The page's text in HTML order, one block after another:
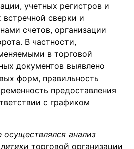
учетных регистров и
сверки и
счетов, организации
В частности,
в торговой
документов выявлено
форм, правильность
предоставления
с графиком
анализ
торговой организации